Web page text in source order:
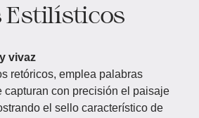
Estilísticos
vivaz
retóricos, emplea palabras
capturan con precisión el paisaje
el sello característico de